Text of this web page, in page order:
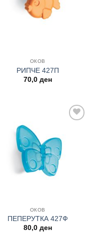
ОКОВ
РИПЧЕ 427П
70,0 ден
ОКОВ
ПЕПЕРУТКА 427Ф
80,0 ден